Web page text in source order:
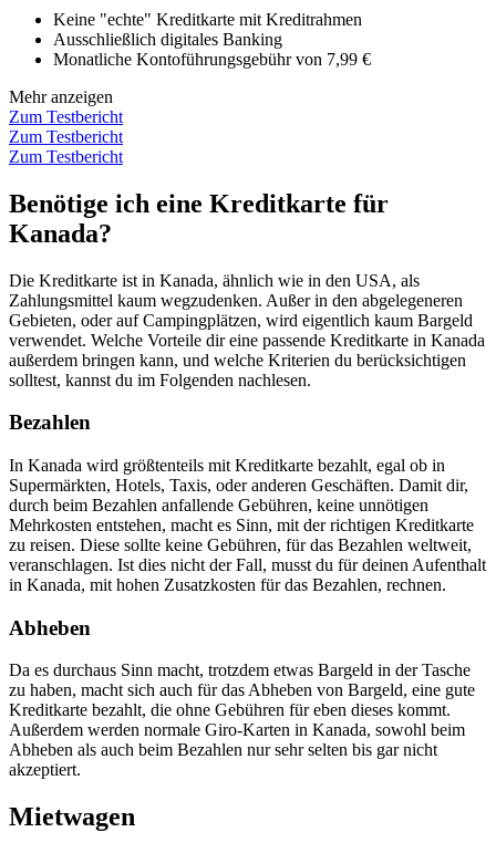
Keine "echte" Kreditkarte mit Kreditrahmen
Ausschließlich digitales Banking
Monatliche Kontoführungsgebühr von 7,99 €
Mehr anzeigen
Zum Testbericht
Zum Testbericht
Zum Testbericht
Benötige ich eine Kreditkarte für
Kanada?
Die Kreditkarte ist in Kanada, ähnlich wie in den USA, als
Zahlungsmittel kaum wegzudenken. Außer in den abgelegeneren
Gebieten, oder auf Campingplätzen, wird eigentlich kaum Bargeld
verwendet. Welche Vorteile dir eine passende Kreditkarte in Kanada
außerdem bringen kann, und welche Kriterien du berücksichtigen
solltest, kannst du im Folgenden nachlesen.
Bezahlen
In Kanada wird größtenteils mit Kreditkarte bezahlt, egal ob in
Supermärkten, Hotels, Taxis, oder anderen Geschäften. Damit dir,
durch beim Bezahlen anfallende Gebühren, keine unnötigen
Mehrkosten entstehen, macht es Sinn, mit der richtigen Kreditkarte
zu reisen. Diese sollte keine Gebühren, für das Bezahlen weltweit,
veranschlagen. Ist dies nicht der Fall, musst du für deinen Aufenthalt
in Kanada, mit hohen Zusatzkosten für das Bezahlen, rechnen.
Abheben
Da es durchaus Sinn macht, trotzdem etwas Bargeld in der Tasche
zu haben, macht sich auch für das Abheben von Bargeld, eine gute
Kreditkarte bezahlt, die ohne Gebühren für eben dieses kommt.
Außerdem werden normale Giro-Karten in Kanada, sowohl beim
Abheben als auch beim Bezahlen nur sehr selten bis gar nicht
akzeptiert.
Mietwagen